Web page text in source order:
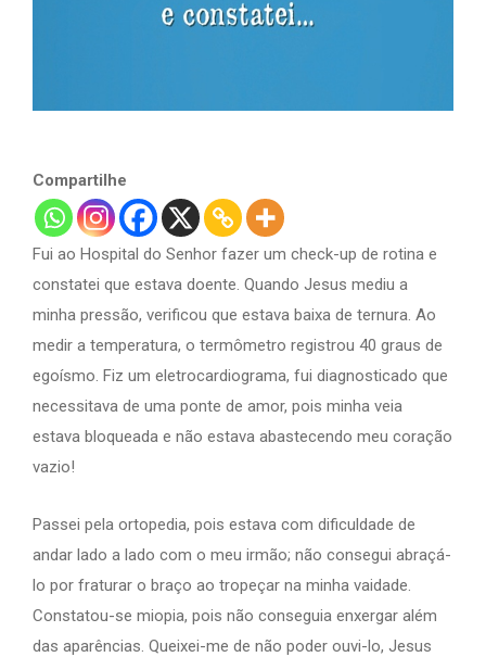
Compartilhe
Fui ao Hospital do Senhor fazer um check-up de rotina e
constatei que estava doente. Quando Jesus mediu a
minha pressão, verificou que estava baixa de ternura. Ao
medir a temperatura, o termômetro registrou 40 graus de
egoísmo. Fiz um eletrocardiograma, fui diagnosticado que
necessitava de uma ponte de amor, pois minha veia
estava bloqueada e não estava abastecendo meu coração
vazio!
Passei pela ortopedia, pois estava com dificuldade de
andar lado a lado com o meu irmão; não consegui abraçá-
lo por fraturar o braço ao tropeçar na minha vaidade.
Constatou-se miopia, pois não conseguia enxergar além
das aparências. Queixei-me de não poder ouvi-lo, Jesus